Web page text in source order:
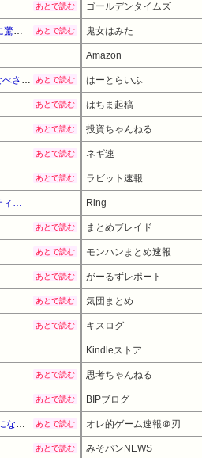
あとで読む ゴールデンタイムズ
私「15年共働きで貯金それだけ？」義兄夫婦「でも新築を建てる予定だから」→あまりの計画性のなさに驚いて… あとで読む 鬼女はみた
Amazon
トメ「けんちん汁どう？嫁子ちゃんのより美味しいでしょ？」ムカッとしたので自分はおろか旦那にも食べさせなかったｗｗ あとで読む はーとらいふ
あとで読む はちま起稿
あとで読む 投資ちゃんねる
あとで読む ネギ速
あとで読む ラビット速報
【Amazonデバイスサマーセール】【20%OFF！】 【New】Ring 防犯ドアホン プロ｜スマートセキュリティ機能搭載｜夜間でも鮮明な4K高画質ビデオ・10倍ズーム・モーション検知・サイレン｜出張設置サービスが同時購入で110円 Ring
あとで読む まとめブレイド
あとで読む モンハンまとめ速報
あとで読む がーるずレポート
あとで読む 気団まとめ
あとで読む キスログ
Kindleストア
あとで読む 思考ちゃんねる
あとで読む BIPブログ
数年前に「ひき肉です！」で一世を風靡した人気YouTuber『ちょんまげ小僧』さん、とんでもないことになっていた あとで読む オレ的ゲーム速報＠刃
あとで読む みそパンNEWS